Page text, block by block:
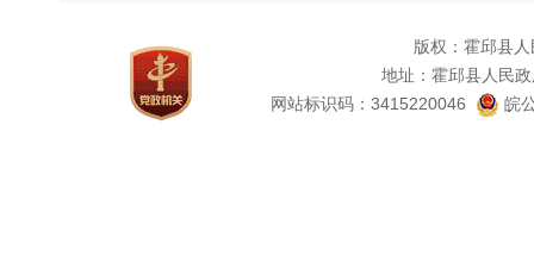
版权：霍邱县
地址：霍邱县人民
网站标识码：3415220046
皖